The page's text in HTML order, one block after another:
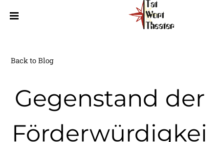
Back to Blog
Gegenstand der
Förderwürdigkei